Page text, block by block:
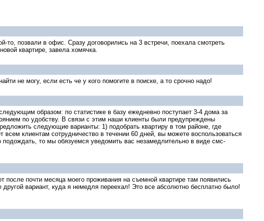
позвали в офис. Сразу договорились на 3 встречи, поехала смотреть
квартире, завела хомячка.
не могу, если есть че у кого помогите в поиске, а то срочно надо!
образом: по статистике в базу ежедневно поступает 3-4 дома за
по удобству. В связи с этим наши клиенты были предупреждены
следующие варианты: 1) подобрать квартиру в том районе, где
клиентам сотрудничество в течении 60 дней, вы можете воспользоваться
то мы обязуемся уведомить вас незамедлительно в виде смс-
почти месяца моего проживания на съемной квартире там появились
вариант, куда я немедля переехал! Это все абсолютно бесплатно было!